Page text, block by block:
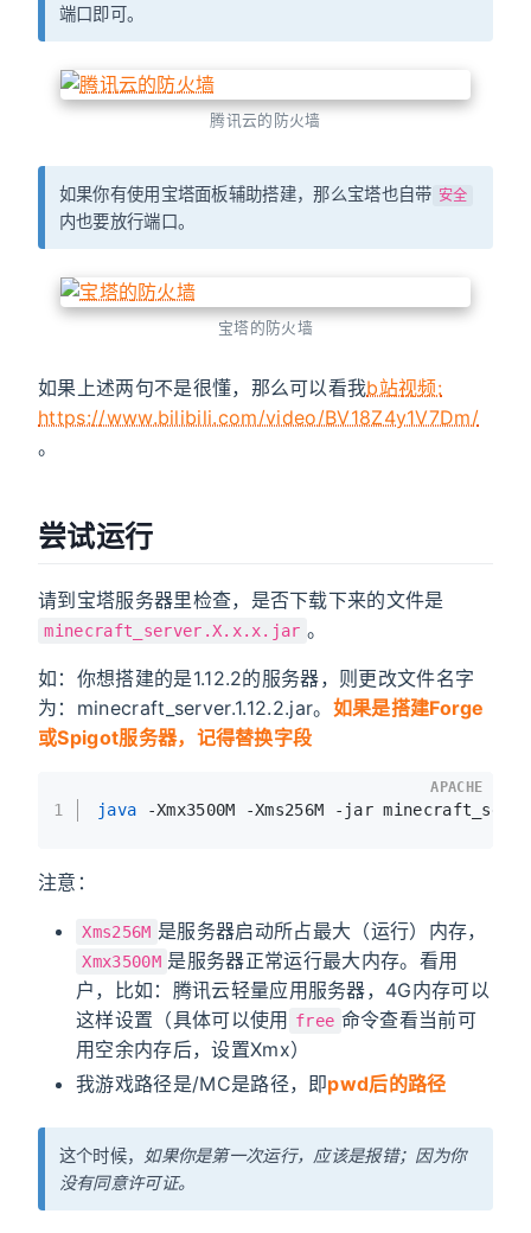
端口即可。
腾讯云的防火墙
如果你有使用宝塔面板辅助搭建，那么宝塔也自带 安全
内也要放行端口。
宝塔的防火墙
如果上述两句不是很懂，那么可以看我b站视频:
https://www.bilibili.com/video/BV18Z4y1V7Dm/
。
尝试运行
请到宝塔服务器里检查，是否下载下来的文件是
minecraft_server.X.x.x.jar 。
如：你想搭建的是1.12.2的服务器，则更改文件名字
为：minecraft_server.1.12.2.jar。 如果是搭建Forge
或Spigot服务器，记得替换字段
1 java -Xmx3500M -Xms256M -jar
APACHE
注意：
Xms256M 是服务器启动所占最大（运行）内存，
Xmx3500M 是服务器正常运行最大内存。看用
户，比如：腾讯云轻量应用服务器，4G内存可以
这样设置（具体可以使用
free 命令查看当前可
用空余内存后，设置Xmx）
我游戏路径是/MC是路径，即pwd后的路径
这个时候，
如果你是第一次运行，应该是报错；因为你
没有同意许可证。